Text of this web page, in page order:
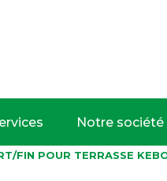
Notre société
FIN POUR TERRASSE